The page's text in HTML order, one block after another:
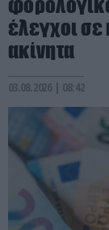
έλεγχοι σε
ακίνητα
03.08.2026 | 08:42